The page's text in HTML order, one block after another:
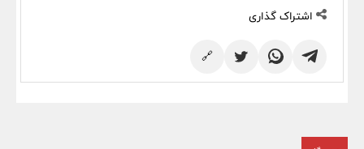
اشتراک گذاری
🔗